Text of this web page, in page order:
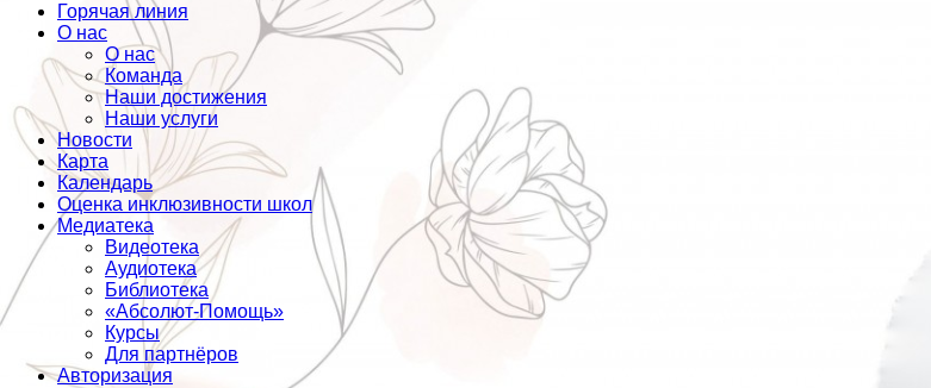
Горячая линия
О нас
О нас
Команда
Наши достижения
Наши услуги
Новости
Карта
Календарь
Оценка инклюзивности школ
Медиатека
Видеотека
Аудиотека
Библиотека
«Абсолют-Помощь»
Курсы
Для партнёров
Авторизация